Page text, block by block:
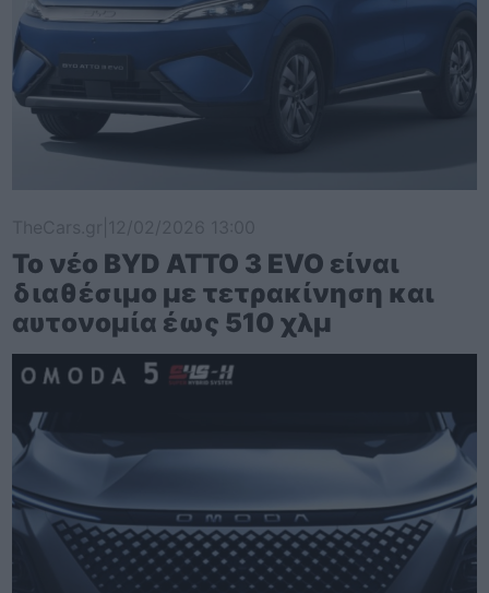
Το νέο BYD ATTO 3 EVO είναι
διαθέσιμο με τετρακίνηση και
αυτονομία έως 510 χλμ